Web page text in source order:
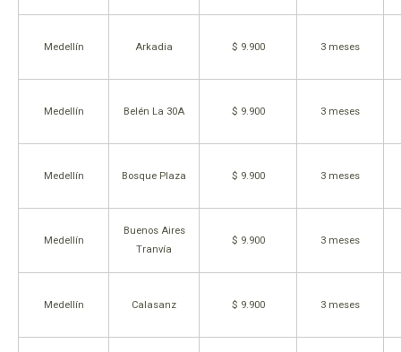
Medellín Arkadia $ 9.900 3 meses
Medellín Belén La 30A $ 9.900 3 meses
Medellín Bosque Plaza $ 9.900 3 meses
Medellín
Buenos Aires
Tranvía
$ 9.900 3 meses
Medellín Calasanz $ 9.900 3 meses